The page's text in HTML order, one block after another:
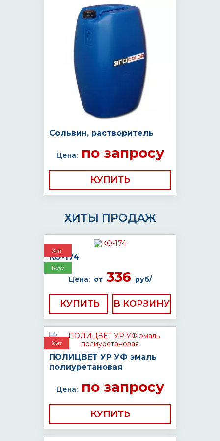
Сольвин, растворитель
Цена:по запросу
КУПИТЬ
ХИТЫ ПРОДАЖ
Хит
New
КО-174
Цена: от336 руб/
КУПИТЬ
Хит
ПОЛИЦВЕТ УР УФ эмаль
полиуретановая
Цена:по запросу
КУПИТЬ